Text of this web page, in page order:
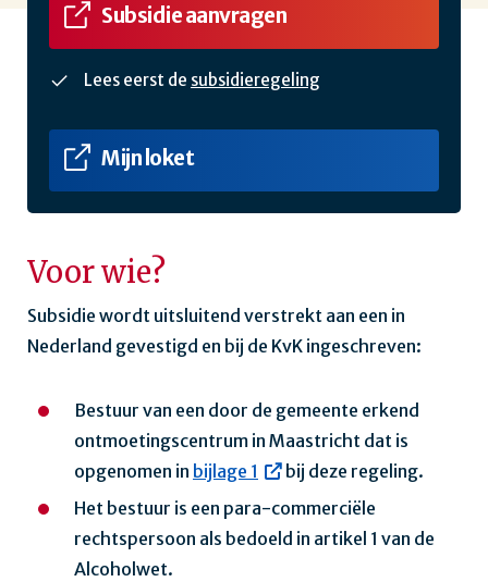
Subsidie aanvragen
Lees eerst de subsidieregeling
Mijn loket
Voor wie?
Subsidie wordt uitsluitend verstrekt aan een in
Nederland gevestigd en bij de KvK ingeschreven:
Bestuur van een door de gemeente erkend
ontmoetingscentrum in Maastricht dat is
opgenomen in bijlage 1
bij deze regeling.
Het bestuur is een para-commerciële
rechtspersoon als bedoeld in artikel 1 van de
Alcoholwet.